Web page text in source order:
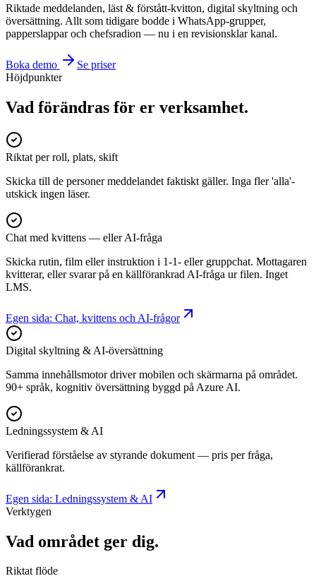
Riktade meddelanden, läst & förstått-kvitton, digital skyltning och
översättning. Allt som tidigare bodde i WhatsApp-grupper,
papperslappar och chefsradion — nu i en revisionsklar kanal.
Boka demo
Se priser
Höjdpunkter
Vad förändras för er verksamhet.
Riktat per roll, plats, skift
Skicka till de personer meddelandet faktiskt gäller. Inga fler 'alla'-
utskick ingen läser.
Chat med kvittens — eller AI-fråga
Skicka rutin, film eller instruktion i 1-1- eller gruppchat. Mottagaren
kvitterar, eller svarar på en källförankrad AI-fråga ur filen. Inget
LMS.
Egen sida: Chat, kvittens och AI-frågor
Digital skyltning & AI-översättning
Samma innehållsmotor driver mobilen och skärmarna på området.
90+ språk, kognitiv översättning byggd på Azure AI.
Ledningssystem & AI
Verifierad förståelse av styrande dokument — pris per fråga,
källförankrat.
Egen sida: Ledningssystem & AI
Verktygen
Vad området ger dig.
Riktat flöde